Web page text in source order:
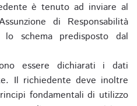
è tenuto ad inviare al
di Responsabilità
schema predisposto dal
essere dichiarati i dati
Il richiedente deve inoltre
fondamentali di utilizzo